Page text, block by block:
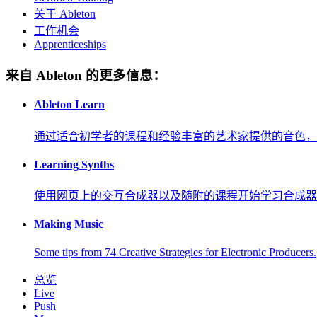
关于 Ableton
工作机会
Apprenticeships
来自 Ableton 的更多信息：
Ableton Learn
通过适合初学者的课程和经验丰富的艺术家提供的音色，
Learning Synths
使用网页上的交互合成器以及随附的课程开始学习合成器
Making Music
Some tips from 74 Creative Strategies for Electronic Producers.
总览
Live
Push